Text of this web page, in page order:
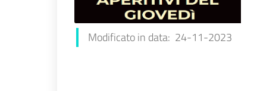
Modificato in data: 24-11-2023